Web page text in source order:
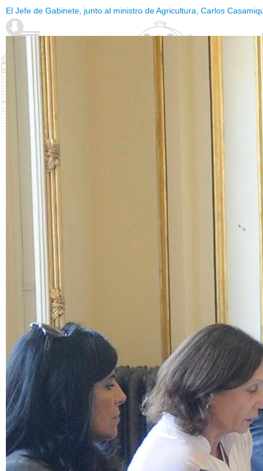
El Jefe de Gabinete, junto al ministro de Agricultura, Carlos